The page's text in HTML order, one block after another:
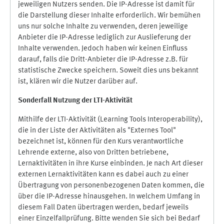
jeweiligen Nutzers senden. Die IP-Adresse ist damit für
die Darstellung dieser Inhalte erforderlich. Wir bemühen
uns nur solche Inhalte zu verwenden, deren jeweilige
Anbieter die IP-Adresse lediglich zur Auslieferung der
Inhalte verwenden. Jedoch haben wir keinen Einfluss
darauf, falls die Dritt-Anbieter die IP-Adresse z.B. für
statistische Zwecke speichern. Soweit dies uns bekannt
ist, klären wir die Nutzer darüber auf.
Sonderfall Nutzung der LTI-Aktivität
Mithilfe der LTI-Aktivität (Learning Tools Interoperability),
die in der Liste der Aktivitäten als "Externes Tool"
bezeichnet ist, können für den Kurs verantwortliche
Lehrende externe, also von Dritten betriebene,
Lernaktivitäten in ihre Kurse einbinden. Je nach Art dieser
externen Lernaktivitäten kann es dabei auch zu einer
Übertragung von personenbezogenen Daten kommen, die
über die IP-Adresse hinausgehen. In welchem Umfang in
diesem Fall Daten übertragen werden, bedarf jeweils
einer Einzelfallprüfung. Bitte wenden Sie sich bei Bedarf